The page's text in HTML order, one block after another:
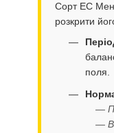
Сорт ЕС
розкрити
поля.
—
— В